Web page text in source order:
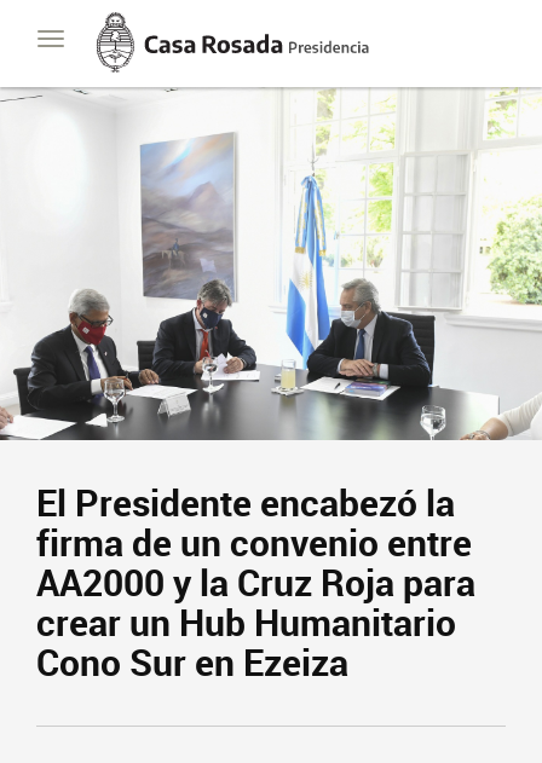
Toggle
navigation
Casa
Rosada
Presidencia
de
la
Presidencia Contacto Suscribite
El Presidente encabezó la
firma de un convenio entre
AA2000 y la Cruz Roja para
crear un Hub Humanitario
Cono Sur en Ezeiza